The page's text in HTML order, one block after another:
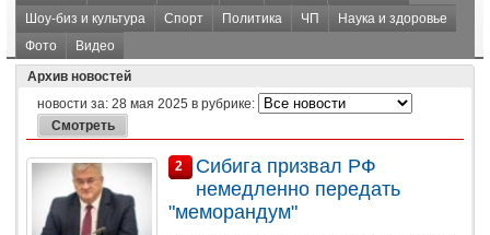
Шоу-биз и культура
Спорт Политика ЧП
Наука и здоровье
Фото
Видео
Архив новостей
новости за: 28 мая 2025 в рубрике:
2
Сибига призвал РФ
немедленно передать
"меморандум"